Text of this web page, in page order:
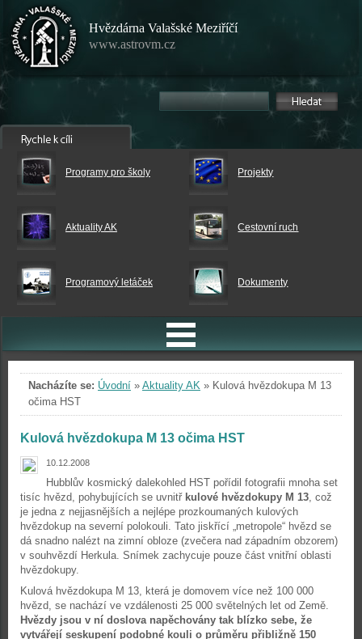
Hvězdárna Valašské Meziříčí
www.astrovm.cz
Programy pro školy Projekty
Aktuality AK Cestovní ruch
Programový letáček Dokumenty
Nacházíte se: Úvodní » Aktuality AK » Kulová hvězdokupa M 13
očima HST
Kulová hvězdokupa M 13 očima HST
10.12.2008
Hubblův kosmický dalekohled HST pořídil fotografii mnoha set
tisíc hvězd, pohybujících se uvnitř kulové hvězdokupy M 13, což
je jedna z nejjasnějších a nejlépe prozkoumaných kulových
hvězdokup na severní polokouli. Tato jiskřící „metropole“ hvězd se
dá snadno nalézt na zimní obloze (zvečera nad západním obzorem)
v souhvězdí Herkula. Snímek zachycuje pouze část vnitřní oblasti
hvězdokupy.
Kulová hvězdokupa M 13, která je domovem více než 100 000
hvězd, se nachází ve vzdálenosti 25 000 světelných let od Země.
Hvězdy jsou v ní doslova napěchovány tak blízko sebe, že
vytvářejí seskupení podobné kouli o průměru přibližně 150